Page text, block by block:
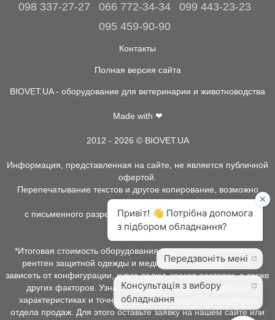
098 337-27-27
066 772-34-34
099 443-23-23
095 459-90-90
Контакты
Полная версия сайта
BIOVET.UA - оборудование для ветеринарии и животноводства
Made with ❤
2012 - 2026 © BIOVET.UA
Информация, представленная на сайте, не является публичной
офертой.
Перепечатывание текстов и другое копирование, возможно
только
с письменного разрешения администрации BIOVET.UA.
*Итоговая стоимость оборудования, расходных материалов,
рентген защитной одежды и медицинской одежды может
зависеть от конфигурации, курса валют, сроков поставки, а также
других факторов. Узнать о наличии товара, подробных
характеристиках и точной стоимости можно у менеджеров
отдела продаж. Для этого оставьте заявку на нашем сайте или